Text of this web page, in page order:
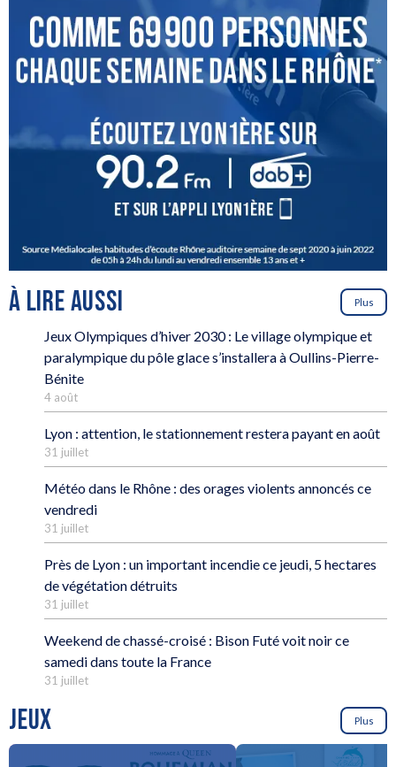
À LIRE AUSSI Plus
Jeux Olympiques d’hiver 2030 : Le village olympique et
paralympique du pôle glace s’installera à Oullins-Pierre-
Bénite
4 août
Lyon : attention, le stationnement restera payant en août
31 juillet
Météo dans le Rhône : des orages violents annoncés ce
vendredi
31 juillet
Près de Lyon : un important incendie ce jeudi, 5 hectares
de végétation détruits
31 juillet
Weekend de chassé-croisé : Bison Futé voit noir ce
samedi dans toute la France
31 juillet
JEUX Plus